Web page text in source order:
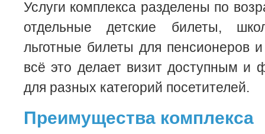
Услуги комплекса разделены по
отдельные детские билеты,
льготные билеты для пенсионеров
всё это делает визит доступным и
для разных категорий посетителей.
Преимущества комплекса